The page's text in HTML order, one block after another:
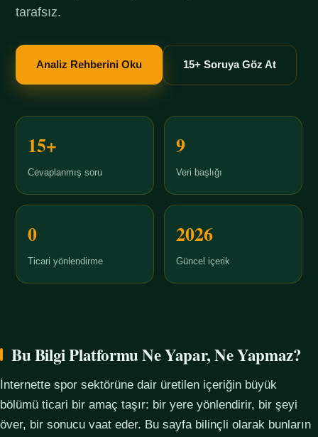
tarafsız.
Analiz Rehberini Oku 15+ Soruya Göz At
15+
Cevaplanmış soru
9
Veri başlığı
0
Ticari yönlendirme
2026
Güncel içerik
Bu Bilgi Platformu Ne Yapar, Ne Yapmaz?
İnternette spor sektörüne dair üretilen içeriğin büyük
bölümü ticari bir amaç taşır: bir yere yönlendirir, bir şeyi
över, bir sonucu vaat eder. Bu sayfa bilinçli olarak bunların